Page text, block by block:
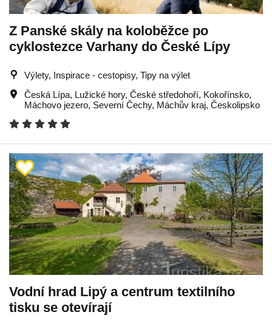
Z Panské skály na koloběžce po
cyklostezce Varhany do České Lípy
Výlety, Inspirace - cestopisy, Tipy na výlet
Česká Lípa, Lužické hory, České středohoří, Kokořínsko,
Máchovo jezero, Severní Čechy, Máchův kraj, Českolipsko
Vodní hrad Lipý a centrum textilního
tisku se otevírají